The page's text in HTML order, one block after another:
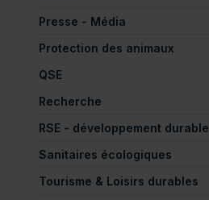
Presse - Média
Protection des animaux
QSE
Recherche
RSE - développement durable
Sanitaires écologiques
Tourisme & Loisirs durables